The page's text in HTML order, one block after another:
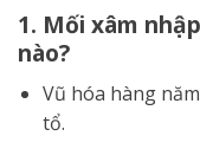
1. Mối xâm
nào?
Vũ hóa hàng
tổ.